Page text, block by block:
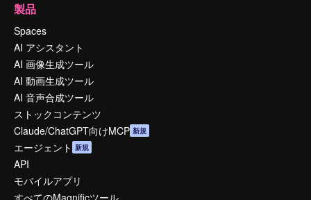
製品
Spaces
AI アシスタント
AI 画像生成ツール
AI 動画生成ツール
AI 音声合成ツール
ストックコンテンツ
Claude/ChatGPT向けMCP 新規
エージェント 新規
API
モバイルアプリ